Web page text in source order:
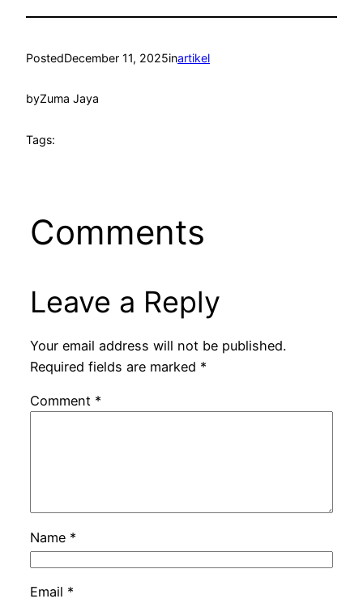
PostedDecember 11, 2025inartikel
byZuma Jaya
Tags:
Comments
Leave a Reply
Your email address will not be published.
Required fields are marked *
Comment *
Name *
Email *